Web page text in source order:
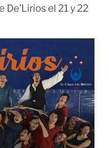
el 21 y 22